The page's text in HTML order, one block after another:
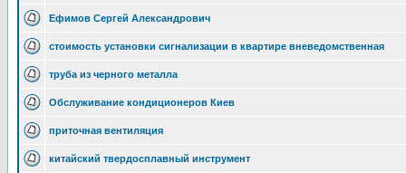
Ефимов Сергей Александрович
стоимость установки сигнализации в квартире вневедомственная
труба из черного металла
Обслуживание кондиционеров Киев
приточная вентиляция
китайский твердосплавный инструмент